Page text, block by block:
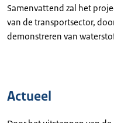
Samenvattend zal het
van de transportsector,
demonstreren van
Actueel